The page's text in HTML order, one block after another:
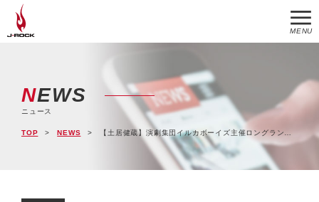
MENU
NEWS
ニュース
TOP NEWS 【土居健蔵】演劇集団イルカボーイズ主催ロングラン公演『夏の演劇パレード』に 舞台出演決定＆公演チケット発売中!